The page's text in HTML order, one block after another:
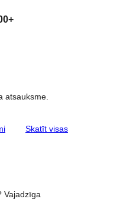
atsauksme.
Skatīt visasatsauksmes
Vajadzīga